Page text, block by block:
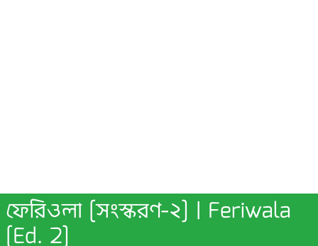
ফেরিওলা [সংস্করণ-২] | Feriwala
[Ed. 2]